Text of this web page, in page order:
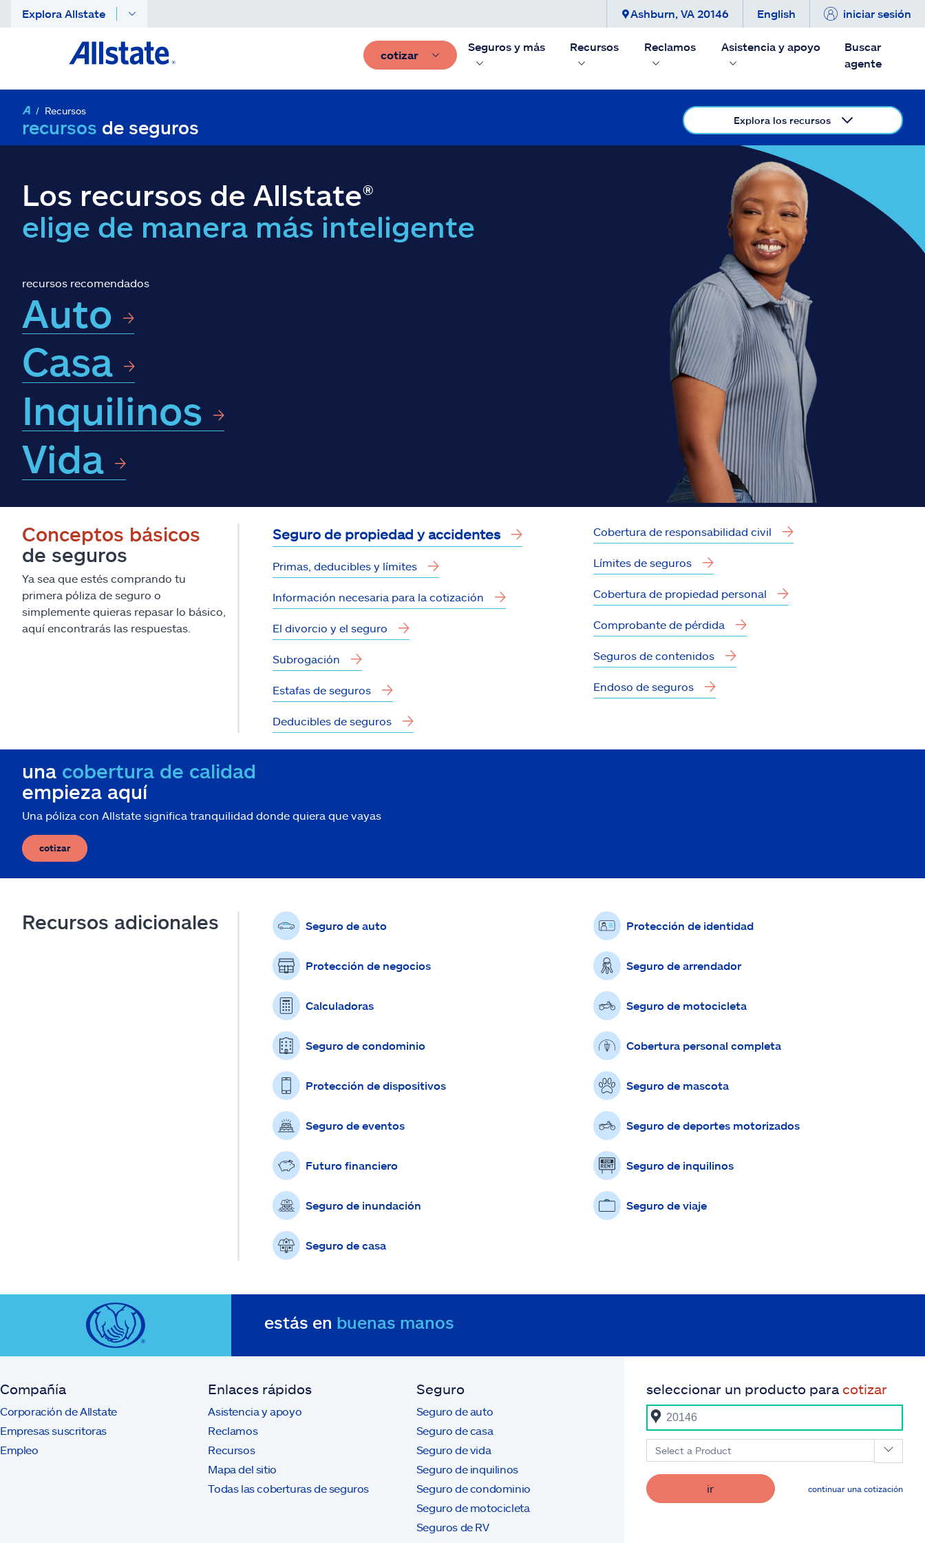
Explora Allstate Ashburn, VA 20146 English iniciar sesión
cotizar
Seguros y más Recursos Reclamos Asistencia y apoyo
Buscar
agente
Recursos
recursos de seguros Explora los recursos
Los recursos de Allstate®
elige de manera más inteligente
recursos recomendados
Auto
Casa
Inquilinos
Vida
Conceptos básicos
de seguros
Ya sea que estés comprando tu
primera póliza de seguro o
simplemente quieras repasar lo básico,
aquí encontrarás las respuestas.
Seguro de propiedad y accidentes
Primas, deducibles y límites
Información necesaria para la cotización
El divorcio y el seguro
Subrogación
Estafas de seguros
Deducibles de seguros
Cobertura de responsabilidad civil
Límites de seguros
Cobertura de propiedad personal
Comprobante de pérdida
Seguros de contenidos
Endoso de seguros
una cobertura de calidad
empieza aquí
Una póliza con Allstate significa tranquilidad donde quiera que vayas
cotizar
Recursos adicionales Seguro de auto
Protección de negocios
Calculadoras
Seguro de condominio
Protección de dispositivos
Seguro de eventos
Futuro financiero
Seguro de inundación
Seguro de casa
Protección de identidad
Seguro de arrendador
Seguro de motocicleta
Cobertura personal completa
Seguro de mascota
Seguro de deportes motorizados
Seguro de inquilinos
Seguro de viaje
estás en buenas manos
Compañía
Corporación de Allstate
Empresas suscritoras
Empleo
Enlaces rápidos
Asistencia y apoyo
Reclamos
Recursos
Mapa del sitio
Todas las coberturas de seguros
Seguro
Seguro de auto
Seguro de casa
Seguro de vida
Seguro de inquilinos
Seguro de condominio
Seguro de motocicleta
Seguros de RV
seleccionar un producto para cotizar
Select a Product
ir continuar una cotización